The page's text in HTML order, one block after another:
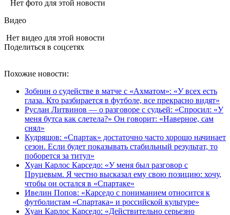
Нет фото для этой новости
Видео
Нет видео для этой новости
Поделиться в соцсетях
Похожие новости:
Зобнин о судействе в матче с «Ахматом»: «У всех есть
глаза. Кто разбирается в футболе, все прекрасно видят»
Руслан Литвинов — о разговоре с судьей: «Спросил: «У
меня бутса как слетела?» Он говорит: «Наверное, сам
снял»
Кудряшов: «Спартак» достаточно часто хорошо начинает
сезон. Если будет показывать стабильный результат, то
поборется за титул»
Хуан Карлос Карседо: «У меня был разговор с
Пруцевым. Я честно высказал ему свою позицию: хочу,
чтобы он остался в «Спартаке»
Ивелин Попов: «Карседо с пониманием относится к
футболистам «Спартака» и российской культуре»
Хуан Карлос Карседо: «Действительно серьезно